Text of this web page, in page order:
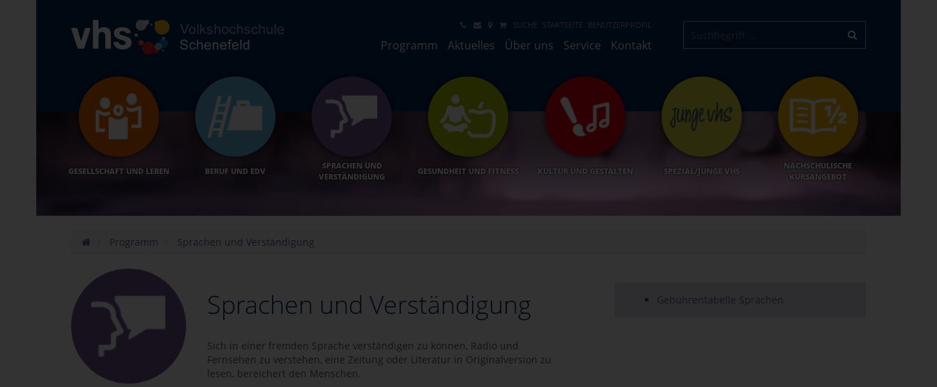
SUCHE STARTSEITE BENUTZERPROFIL
Programm Aktuelles Über uns Service Kontakt
GESELLSCHAFT UND LEBEN BERUF UND EDV
SPRACHEN UND
VERSTÄNDIGUNG
GESUNDHEIT UND FITNESS KULTUR UND GESTALTEN SPEZIAL/JUNGE VHS
NACHSCHULISCHE
KURSANGEBOT
Programm Sprachen und Verständigung
Sprachen und Verständigung
Sich in einer fremden Sprache verständigen zu können, Radio und
Fernsehen zu verstehen, eine Zeitung oder Literatur in Originalversion zu
lesen, bereichert den Menschen.
Gebührentabelle Sprachen